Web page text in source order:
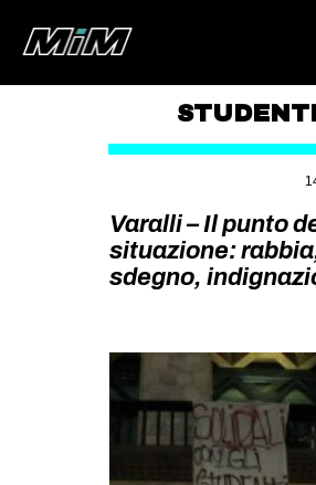
AREA
DEGENERAZIONE
CSOA LAMBRETTA
MSM
STUDENTI TSUNAMI
ZAM
STUDENTI
Varalli – Il punto
situazione:
sdegno,